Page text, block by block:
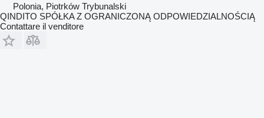
Polonia, Piotrków Trybunalski
QINDITO SPÓŁKA Z OGRANICZONĄ ODPOWIEDZIALNOŚCIĄ
Contattare il venditore